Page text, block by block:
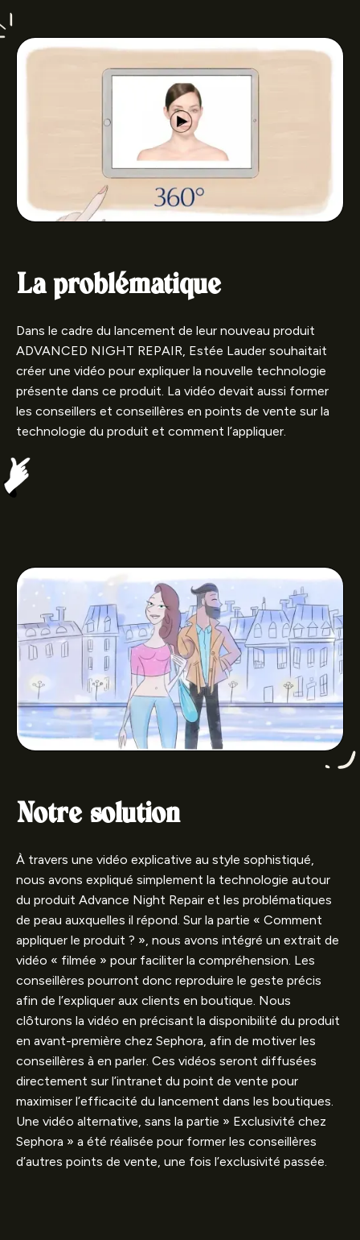
La problématique
Dans le cadre du lancement de leur nouveau produit
ADVANCED NIGHT REPAIR, Estée Lauder souhaitait
créer une vidéo pour expliquer la nouvelle technologie
présente dans ce produit. La vidéo devait aussi former
les conseillers et conseillères en points de vente sur la
technologie du produit et comment l’appliquer.
Notre solution
À travers une vidéo explicative au style sophistiqué,
nous avons expliqué simplement la technologie autour
du produit Advance Night Repair et les problématiques
de peau auxquelles il répond. Sur la partie « Comment
appliquer le produit ? », nous avons intégré un extrait de
vidéo « filmée » pour faciliter la compréhension. Les
conseillères pourront donc reproduire le geste précis
afin de l’expliquer aux clients en boutique. Nous
clôturons la vidéo en précisant la disponibilité du produit
en avant-première chez Sephora, afin de motiver les
conseillères à en parler. Ces vidéos seront diffusées
directement sur l’intranet du point de vente pour
maximiser l’efficacité du lancement dans les boutiques.
Une vidéo alternative, sans la partie » Exclusivité chez
Sephora » a été réalisée pour former les conseillères
d’autres points de vente, une fois l’exclusivité passée.